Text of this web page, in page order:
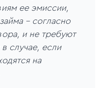
ее эмиссии,
– согласно
и не требуют
случае, если
на